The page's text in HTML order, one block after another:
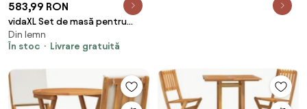
583,99 RON
vidaXL Set de masă pentru
grădină cu pernă 3 pcs Ulei
Natural
Din lemn
În stoc
Livrare gratuită